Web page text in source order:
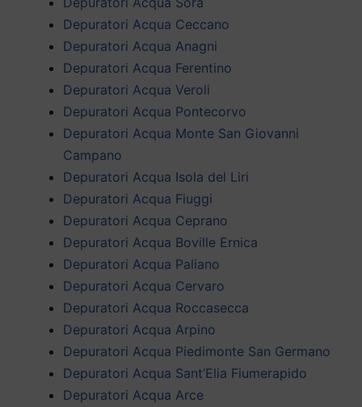
Depuratori Acqua Ceccano
Depuratori Acqua Anagni
Depuratori Acqua Ferentino
Depuratori Acqua Veroli
Depuratori Acqua Pontecorvo
Depuratori Acqua Monte San Giovanni
Campano
Depuratori Acqua Isola del Liri
Depuratori Acqua Fiuggi
Depuratori Acqua Ceprano
Depuratori Acqua Boville Ernica
Depuratori Acqua Paliano
Depuratori Acqua Cervaro
Depuratori Acqua Roccasecca
Depuratori Acqua Arpino
Depuratori Acqua Piedimonte San Germano
Depuratori Acqua Sant’Elia Fiumerapido
Depuratori Acqua Arce